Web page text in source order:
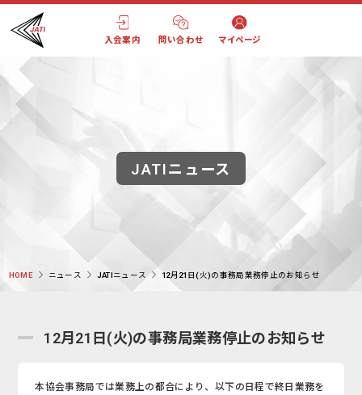
入会案内 問い合わせ マイページ
JATIニュース
HOME ニュース JATIニュース 12月21日(火)の事務局業務停止のお知らせ
12月21日(火)の事務局業務停止のお知らせ
本協会事務局では業務上の都合により、以下の日程で終日業務を